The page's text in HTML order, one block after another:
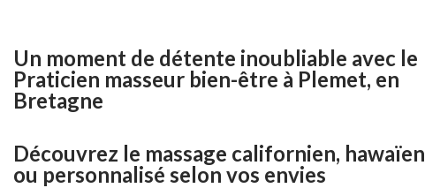
Un moment de détente inoubliable avec le
Praticien masseur bien-être à Plemet, en
Bretagne
Découvrez le massage californien, hawaïen
ou personnalisé selon vos envies